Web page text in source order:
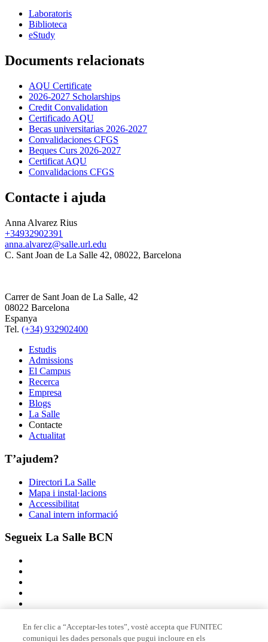
Laboratoris
Biblioteca
eStudy
Documents relacionats
AQU Certificate
2026-2027 Scholarships
Credit Convalidation
Certificado AQU
Becas universitarias 2026-2027
Convalidaciones CFGS
Beques Curs 2026-2027
Certificat AQU
Convalidacions CFGS
Contacte i ajuda
Anna Alvarez Rius
+34932902391
anna.alvarez@salle.url.edu
C. Sant Joan de La Salle 42, 08022, Barcelona
Carrer de Sant Joan de La Salle, 42
08022 Barcelona
Espanya
Tel. (+34) 932902400
Estudis
Admissions
El Campus
Recerca
Empresa
Blogs
La Salle
Contacte
Actualitat
T’ajudem?
Directori La Salle
Mapa i instal·lacions
Accessibilitat
Canal intern informació
Segueix La Salle BCN
En fer clic a “Acceptar-les totes”, vostè accepta que FUNITEC
comuniqui les dades personals que pugui incloure en els